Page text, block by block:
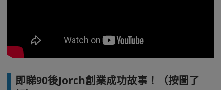
即睇90後Jorch創業成功故事！（按圖了